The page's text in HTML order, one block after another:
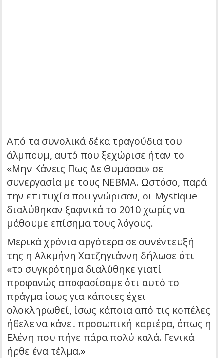
Από τα συνολικά δέκα τραγούδια του
άλμπουμ, αυτό που ξεχώρισε ήταν το
«Μην Κάνεις Πως Δε Θυμάσαι» σε
συνεργασία με τους ΝΕΒΜΑ. Ωστόσο, παρά
την επιτυχία που γνώρισαν, οι Mystique
διαλύθηκαν ξαφνικά το 2010 χωρίς να
μάθουμε επίσημα τους λόγους.
Μερικά χρόνια αργότερα σε συνέντευξή
της η Αλκμήνη Χατζηγιάννη δήλωσε ότι
«το συγκρότημα διαλύθηκε γιατί
προφανώς αποφασίσαμε ότι αυτό το
πράγμα ίσως για κάποιες έχει
ολοκληρωθεί, ίσως κάποια από τις κοπέλες
ήθελε να κάνει προσωπική καριέρα, όπως η
Ελένη που πήγε πάρα πολύ καλά. Γενικά
ήρθε ένα τέλμα.»